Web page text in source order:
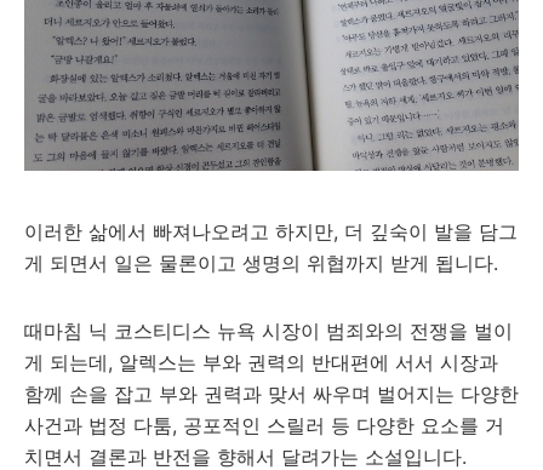
이러한 삶에서 빠져나오려고 하지만, 더 깊숙이 발을 담그
게 되면서 일은 물론이고 생명의 위협까지 받게 됩니다.
때마침 닉 코스티디스 뉴욕 시장이 범죄와의 전쟁을 벌이
게 되는데, 알렉스는 부와 권력의 반대편에 서서 시장과
함께 손을 잡고 부와 권력과 맞서 싸우며 벌어지는 다양한
사건과 법정 다툼, 공포적인 스릴러 등 다양한 요소를 거
치면서 결론과 반전을 향해서 달려가는 소설입니다.